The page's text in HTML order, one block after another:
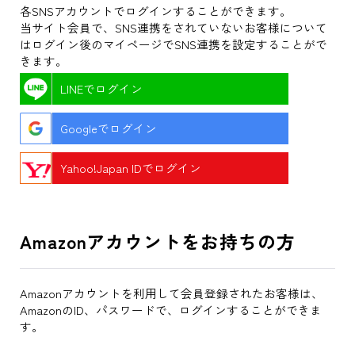
各SNSアカウントでログインすることができます。
当サイト会員で、SNS連携をされていないお客様について
はログイン後のマイページでSNS連携を設定することがで
きます。
LINEでログイン
Googleでログイン
Yahoo!Japan IDでログイン
Amazonアカウントをお持ちの方
Amazonアカウントを利用して会員登録されたお客様は、
AmazonのID、パスワードで、ログインすることができま
す。